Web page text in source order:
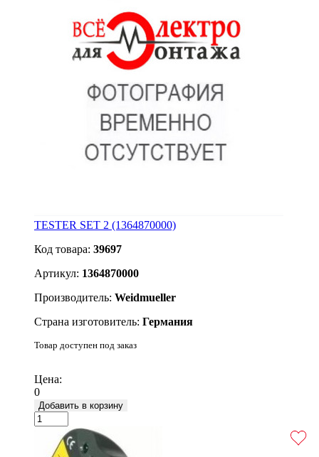
TESTER SET 2 (1364870000)
Код товара: 39697
Артикул: 1364870000
Производитель: Weidmueller
Страна изготовитель: Германия
Товар доступен под заказ
Цена:
0
Добавить в корзину